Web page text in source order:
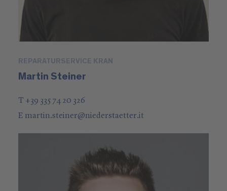
REPARATURSERVICE KRAN
Martin Steiner
T +39 335 74 20 326
E martin.steiner@niederstaetter.it